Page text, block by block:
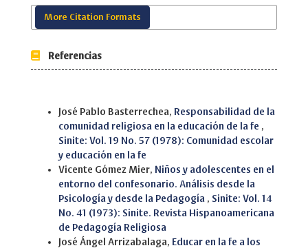
More Citation Formats
Referencias
José Pablo Basterrechea, Responsabilidad de la
comunidad religiosa en la educación de la fe ,
Sinite: Vol. 19 No. 57 (1978): Comunidad escolar
y educación en la fe
Vicente Gómez Mier, Niños y adolescentes en el
entorno del confesonario. Análisis desde la
Psicología y desde la Pedagogía , Sinite: Vol. 14
No. 41 (1973): Sinite. Revista Hispanoamericana
de Pedagogía Religiosa
José Ángel Arrizabalaga, Educar en la fe a los